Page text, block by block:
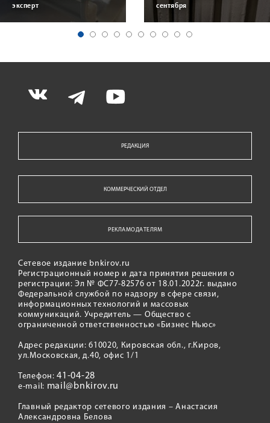
эксперт
сентября
РЕДАКЦИЯ
КОММЕРЧЕСКИЙ ОТДЕЛ
РЕКЛАМОДАТЕЛЯМ
Сетевое издание bnkirov.ru
Регистрационный номер и дата принятия решения о
регистрации: Эл № ФС77-82576 от 18.01.2022г. выдано
Федеральной службой по надзору в сфере связи,
информационных технологий и массовых
коммуникаций. Учредитель — Общество с
ограниченной ответственностью «Бизнес Ньюс»
Адрес редакции: 610020, Кировская обл., г.Киров,
ул.Московская, д.40, офис 1/1
Телефон:41-04-28
e-mail: mail@bnkirov.ru
Главный редактор сетевого издания – Анастасия
Александровна Белова